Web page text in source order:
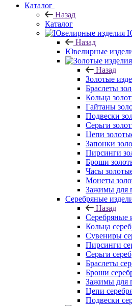
Каталог
Назад
Каталог
Назад
Ювелирные
Назад
Золотые
Браслеты
Кольца
Гайтаны
Подвески
Серьги
Цепи
Запонки
Пирсинги
Броши
Часы
Монеты
Зажимы для
Серебряные
Назад
Серебряные
Кольца
Сувениры
Пирсинги
Серьги
Браслеты
Броши
Зажимы для
Цепи
Подвески